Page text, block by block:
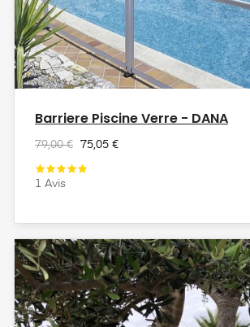
Barriere Piscine Verre - DANA
79,00 € 75,05 €
1 Avis